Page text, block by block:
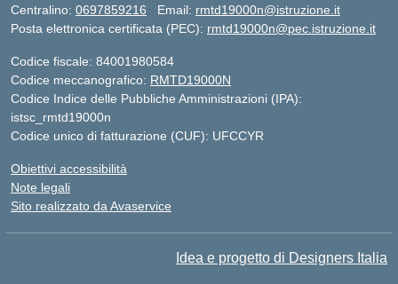
Centralino: 0697859216 Email: rmtd19000n@istruzione.it
Posta elettronica certificata (PEC): rmtd19000n@pec.istruzione.it
Codice fiscale: 84001980584
Codice meccanografico: RMTD19000N
Codice Indice delle Pubbliche Amministrazioni (IPA):
istsc_rmtd19000n
Codice unico di fatturazione (CUF): UFCCYR
Obiettivi accessibilità
Note legali
Sito realizzato da Avaservice
Idea e progetto di Designers Italia